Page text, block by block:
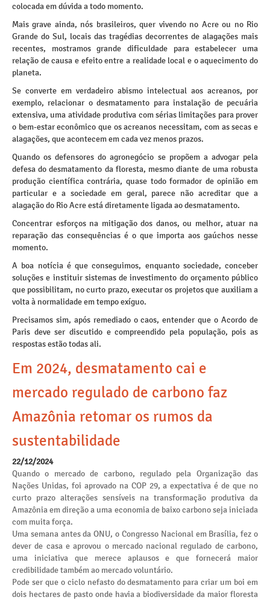
colocada em dúvida a todo momento.
Mais grave ainda, nós brasileiros, quer vivendo no Acre ou no Rio
Grande do Sul, locais das tragédias decorrentes de alagações mais
recentes, mostramos grande dificuldade para estabelecer uma
relação de causa e efeito entre a realidade local e o aquecimento do
planeta.
Se converte em verdadeiro abismo intelectual aos acreanos, por
exemplo, relacionar o desmatamento para instalação de pecuária
extensiva, uma atividade produtiva com sérias limitações para prover
o bem-estar econômico que os acreanos necessitam, com as secas e
alagações, que acontecem em cada vez menos prazos.
Quando os defensores do agronegócio se propõem a advogar pela
defesa do desmatamento da floresta, mesmo diante de uma robusta
produção científica contrária, quase todo formador de opinião em
particular e a sociedade em geral, parece não acreditar que a
alagação do Rio Acre está diretamente ligada ao desmatamento.
Concentrar esforços na mitigação dos danos, ou melhor, atuar na
reparação das consequências é o que importa aos gaúchos nesse
momento.
A boa notícia é que conseguimos, enquanto sociedade, conceber
soluções e instituir sistemas de investimento do orçamento público
que possibilitam, no curto prazo, executar os projetos que auxiliam a
volta à normalidade em tempo exíguo.
Precisamos sim, após remediado o caos, entender que o Acordo de
Paris deve ser discutido e compreendido pela população, pois as
respostas estão todas ali.
Em 2024, desmatamento cai e
mercado regulado de carbono faz
Amazônia retomar os rumos da
sustentabilidade
22/12/2024
Quando o mercado de carbono, regulado pela Organização das
Nações Unidas, foi aprovado na COP 29, a expectativa é de que no
curto prazo alterações sensíveis na transformação produtiva da
Amazônia em direção a uma economia de baixo carbono seja iniciada
com muita força.
Uma semana antes da ONU, o Congresso Nacional em Brasília, fez o
dever de casa e aprovou o mercado nacional regulado de carbono,
uma iniciativa que merece aplausos e que fornecerá maior
credibilidade também ao mercado voluntário.
Pode ser que o ciclo nefasto do desmatamento para criar um boi em
dois hectares de pasto onde havia a biodiversidade da maior floresta